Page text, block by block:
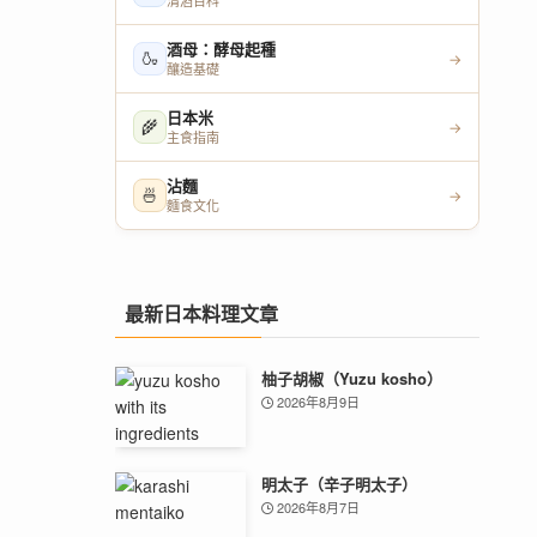
🍶 酒母：酵母起種
釀造基礎
→
🌾 日本米
主食指南
→
🍜 沾麵
麵食文化
→
最新日本料理文章
柚子胡椒（Yuzu kosho）
2026年8月9日
明太子（辛子明太子）
2026年8月7日